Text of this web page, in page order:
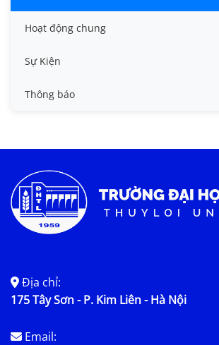
Hoạt động chung
Tin công tác sinh viên
Tin đào tạo
Tin tức chung
Sự Kiện
Thông báo
Địa chỉ:
175 Tây Sơn - P. Kim Liên - Hà Nội
Email: